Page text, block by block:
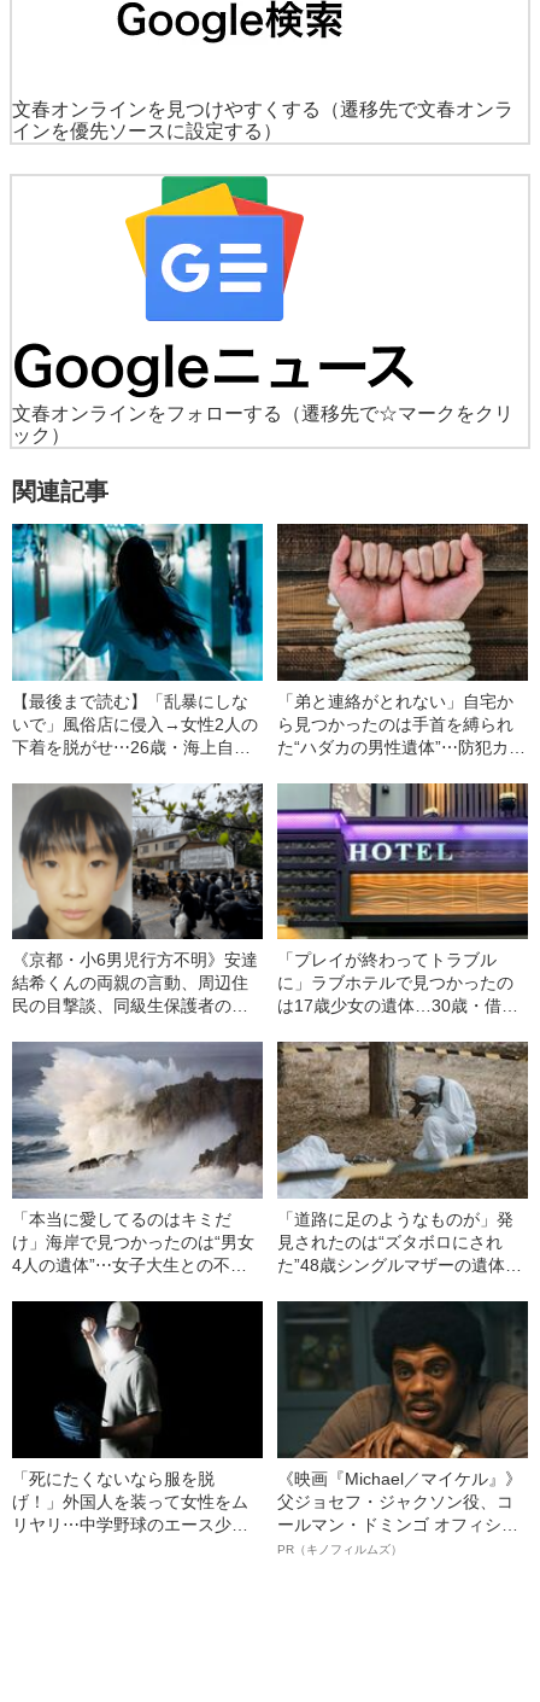
文春オンラインを見つけやすくする
（遷移先で文春オンラ
インを優先ソースに設定する）
文春オンラインをフォローする
（遷移先で☆マークをクリ
ック）
関連記事
【最後まで読む】「乱暴にしな
いで」風俗店に侵入→女性2人の
下着を脱がせ⋯26歳・海上自衛
の理由”（平成21年の事件）
「弟と連絡がとれない」自宅か
ら見つかったのは手首を縛られ
た“ハダカの男性遺体”⋯防犯カメ
（令和5年の事件）
《京都・小6男児行方不明》安達
結希くんの両親の言動、周辺住
民の目撃談、同級生保護者の証
母子心中“未解決事件”の裏側
「プレイが終わってトラブル
に」ラブホテルで見つかったの
は17歳少女の遺体…30歳・借金
殺したワケ（令和6年の事件）
「本当に愛してるのはキミだ
け」海岸で見つかったのは“男女
4人の遺体”⋯女子大生との不倫
助教授の末路』（昭和48年の事
「道路に足のようなものが」発
見されたのは“ズタボロにされ
た”48歳シングルマザーの遺体…
た」彼女はなぜ殺された？（平
成14年の事件）
「死にたくないなら服を脱
げ！」外国人を装って女性をム
リヤリ⋯中学野球のエース少年
《映画『Michael／マイケル』》
父ジョセフ・ジャクソン役、コ
ールマン・ドミンゴ オフィシャ
ルインタビュー“観客を魅了した
PR（キノフィルムズ）